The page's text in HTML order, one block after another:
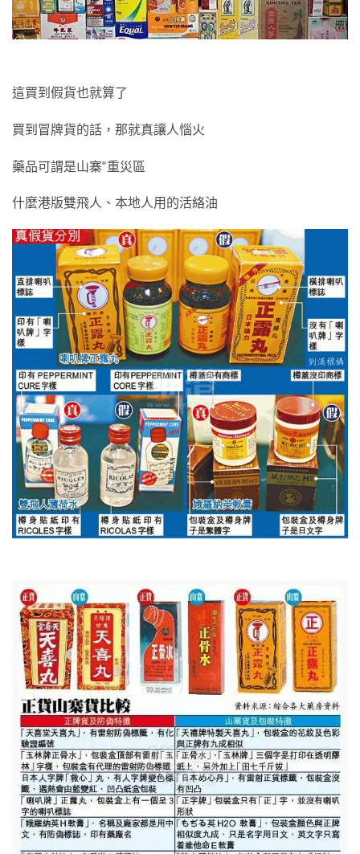
這買到假貨也就算了
買到冒牌貨的話，那就真讓人惱火
藥品可謂是山寨“重災區
什麼港版雙飛人、本地人用的活絡油